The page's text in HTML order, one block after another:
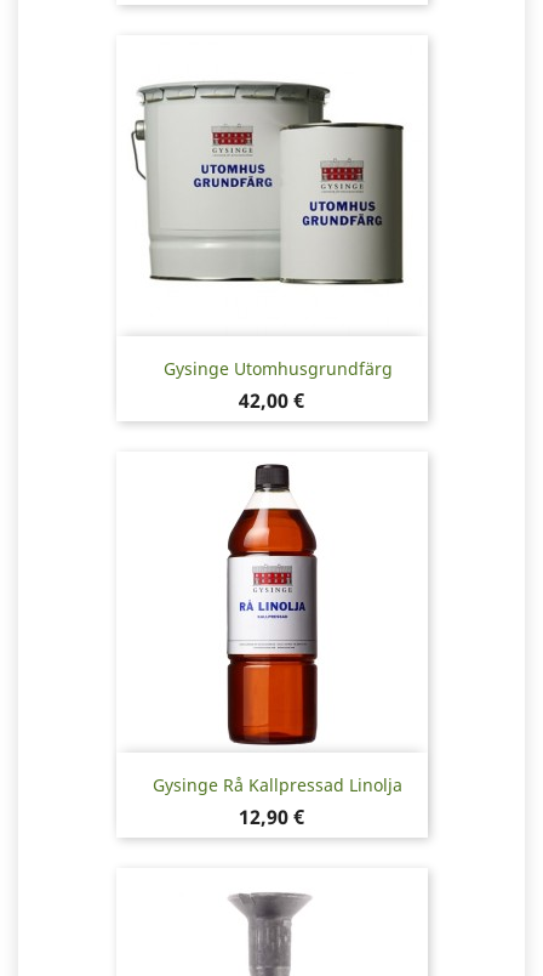
Gysinge Utomhusgrundfärg
Pris
42,00 €
Gysinge Rå Kallpressad Linolja
Pris
12,90 €